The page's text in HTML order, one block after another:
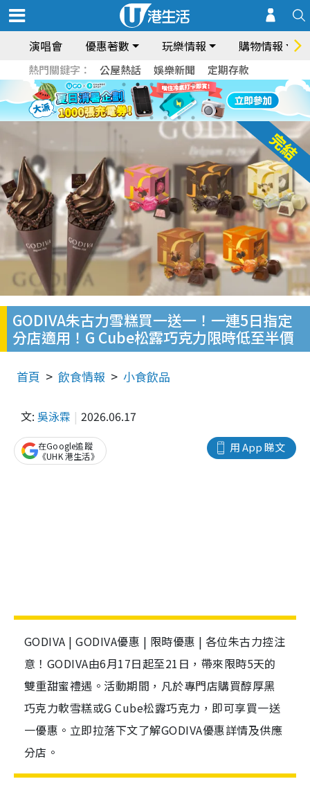
演唱會 優惠著數 玩樂情報 購物情報
熱門關鍵字： 公屋熱話 娛樂新聞 定期存款
GODIVA朱古力雪糕買一送一！一連5日指定
分店適用！G Cube松露巧克力限時低至半價
首頁 飲食情報 小食飲品
文: 吳泳霖 2026.06.17
用 App 睇文
在Google追蹤
《UHK 港生活》
GODIVA | GODIVA優惠 | 限時優惠 | 各位朱古力控注
意！GODIVA由6月17日起至21日，帶來限時5天的
雙重甜蜜禮遇。活動期間，凡於專門店購買醇厚黑
巧克力軟雪糕或G Cube松露巧克力，即可享買一送
一優惠。立即拉落下文了解GODIVA優惠詳情及供應
分店。